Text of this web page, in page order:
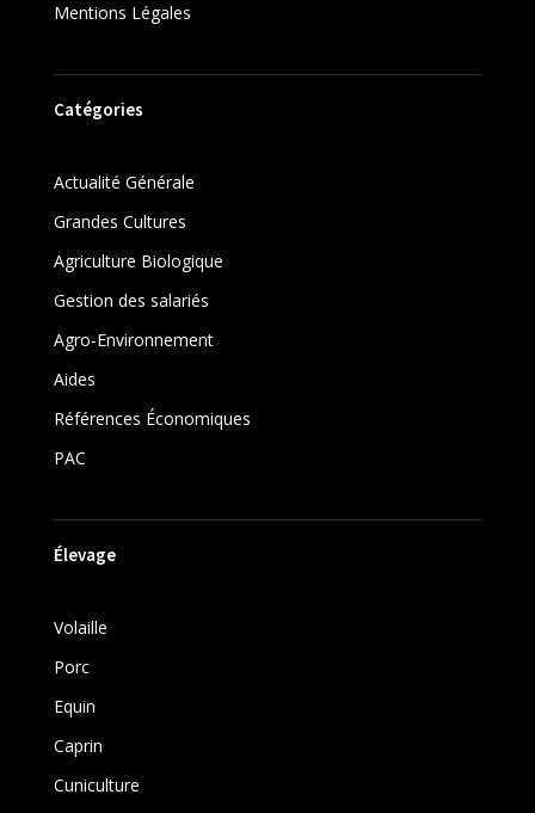
Mentions Légales
Catégories
Actualité Générale
Grandes Cultures
Agriculture Biologique
Gestion des salariés
Agro-Environnement
Aides
Références Économiques
PAC
Élevage
Volaille
Porc
Equin
Caprin
Cuniculture